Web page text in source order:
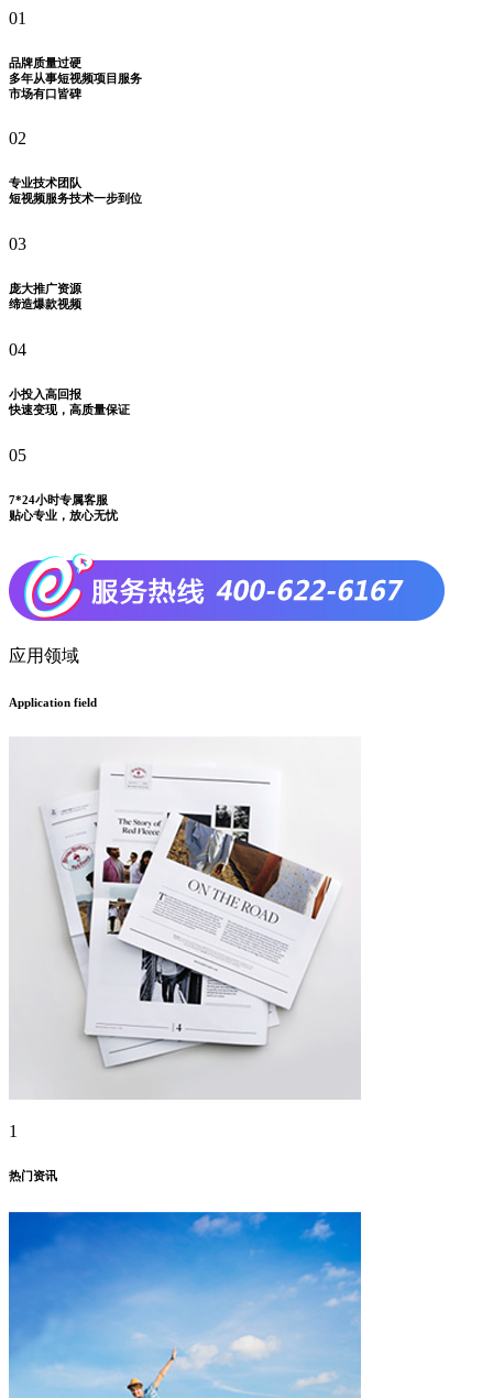
01
品牌质量过硬
多年从事短视频项目服务
市场有口皆碑
02
专业技术团队
短视频服务技术一步到位
03
庞大推广资源
缔造爆款视频
04
小投入高回报
快速变现，高质量保证
05
7*24小时专属客服
贴心专业，放心无忧
应用领域
Application field
1
热门资讯